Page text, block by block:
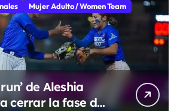
Mujer Adulto / Women Team
de Aleshia
cerrar la fase de